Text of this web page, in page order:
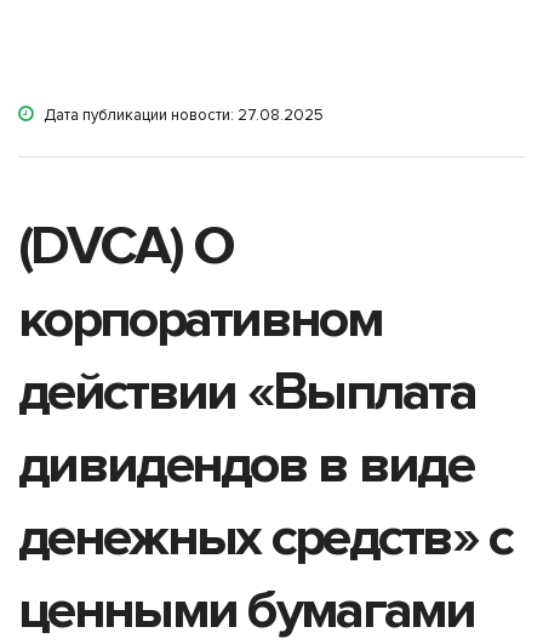
Дата публикации новости: 27.08.2025
(DVCA) О
корпоративном
действии «Выплата
дивидендов в виде
денежных средств» с
ценными бумагами